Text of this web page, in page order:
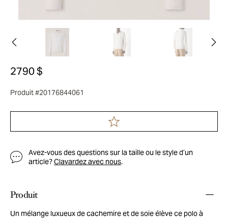
2790 $
Produit #20176844061
Avez-vous des questions sur la taille ou le style d’un
article?Clavardez avec nous.
Produit
Un mélange luxueux de cachemire et de soie élève ce polo à